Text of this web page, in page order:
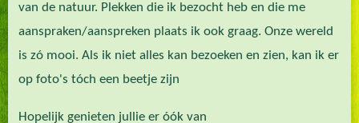
van de natuur. Plekken die ik bezocht heb en die me
aanspraken/aanspreken plaats ik ook graag. Onze wereld
is zó mooi. Als ik niet alles kan bezoeken en zien, kan ik er
op foto's tóch een beetje zijn
Hopelijk genieten jullie er óók van